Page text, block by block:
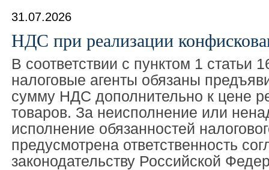
31.07.2026
НДС при реализации
В соответствии с пунктом 1 статьи
налоговые агенты обязаны
сумму НДС дополнительно к цене
товаров. За неисполнение или
исполнение обязанностей
предусмотрена ответственность
законодательству Российской